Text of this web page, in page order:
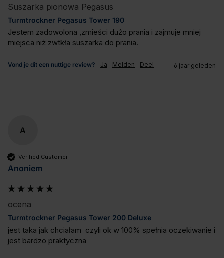
Suszarka pionowa Pegasus
Turmtrockner Pegasus Tower 190
Jestem zadowolona ,zmieści dużo prania i zajmuje mniej
miejsca niż zwtkła suszarka do prania.
Vond je dit een nuttige review? Ja Melden Deel 6 jaar geleden
A
Verified Customer
Anoniem
ocena
Turmtrockner Pegasus Tower 200 Deluxe
jest taka jak chciałam  czyli ok w 100% spełnia oczekiwanie i
jest bardzo praktyczna